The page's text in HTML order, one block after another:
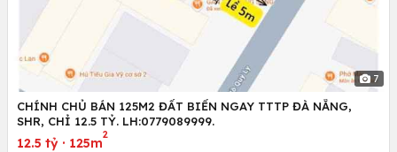
7
CHÍNH CHỦ BÁN 125M2 ĐẤT BIỂN NGAY TTTP ĐÀ NẴNG,
SHR, CHỈ 12.5 TỶ. LH:0779089999.
12.5 tỷ · 125m
2